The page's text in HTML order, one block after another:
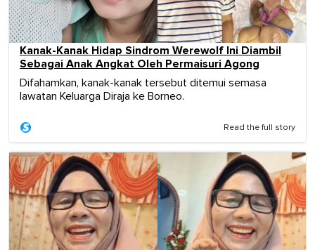
Kanak-Kanak Hidap Sindrom Werewolf Ini Diambil
Sebagai Anak Angkat Oleh Permaisuri Agong
Difahamkan, kanak-kanak tersebut ditemui semasa
lawatan Keluarga Diraja ke Borneo.
Read the full story